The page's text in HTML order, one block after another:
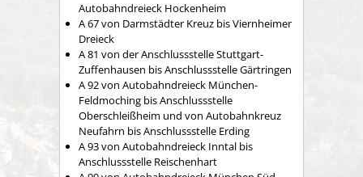
Autobahndreieck Hockenheim
A 67 von Darmstädter Kreuz bis Viernheimer
Dreieck
A 81 von der Anschlussstelle Stuttgart-
Zuffenhausen bis Anschlussstelle Gärtringen
A 92 von Autobahndreieck München-
Feldmoching bis Anschlussstelle
Oberschleißheim und von Autobahnkreuz
Neufahrn bis Anschlussstelle Erding
A 93 von Autobahndreieck Inntal bis
Anschlussstelle Reischenhart